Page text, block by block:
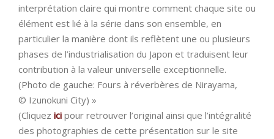
interprétation claire qui montre comment chaque site ou
élément est lié à la série dans son ensemble, en
particulier la manière dont ils reflètent une ou plusieurs
phases de l’industrialisation du Japon et traduisent leur
contribution à la valeur universelle exceptionnelle.
(Photo de gauche: Fours à réverbères de Nirayama,
© Izunokuni City) »
(Cliquez ici pour retrouver l’original ainsi que l’intégralité
des photographies de cette présentation sur le site